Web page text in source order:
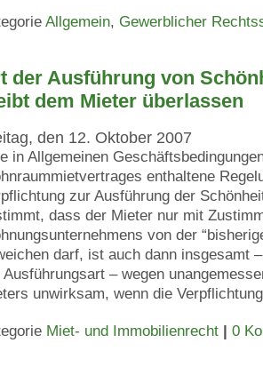
Allgemein, Gewerblicher
der Ausführung von
dem Mieter überlassen
den 12. Oktober 2007
in Allgemeinen
enthaltene
zur Ausführung der
dass der Mieter nur mit
von der
darf, ist auch dann insgesamt
Ausführungsart – wegen
unwirksam, wenn die
Miet- und Immobilienrecht 0